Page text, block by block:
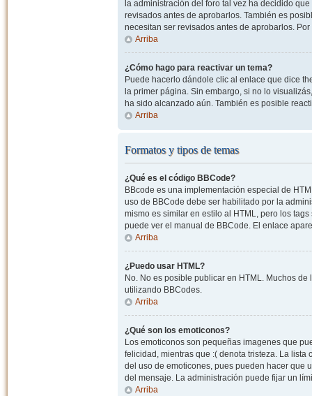
la administración del foro tal vez ha decidido
revisados antes de aprobarlos. También es
necesitan ser revisados antes de aprobarlos.
Arriba
¿Cómo hago para reactivar un tema?
Puede hacerlo dándole clic al enlace que dice
la primer página. Sin embargo, si no lo
ha sido alcanzado aún. También es posible
Arriba
Formatos y tipos de temas
¿Qué es el código BBCode?
BBcode es una implementación especial de
uso de BBCode debe ser habilitado por la
mismo es similar en estilo al HTML, pero los
puede ver el manual de BBCode. El enlace
Arriba
¿Puedo usar HTML?
No. No es posible publicar en HTML. Muchos
utilizando BBCodes.
Arriba
¿Qué son los emoticonos?
Los emoticonos son pequeñas imagenes que
felicidad, mientras que :( denota tristeza. La
del uso de emoticones, pues pueden hacer que
del mensaje. La administración puede fijar un
Arriba